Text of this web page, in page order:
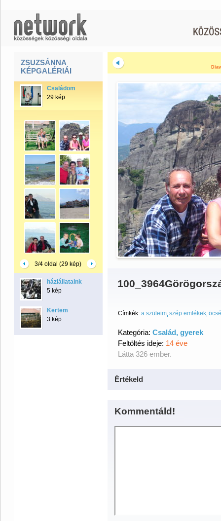
ZSUZSÁNNA
KÉPGALÉRIÁI
Családom
29 kép
3/4 oldal (29 kép)
háziállataink
5 kép
Kertem
3 kép
Címkék: a szüleim szép emlékek
Kategória: Család, gyerek
Feltöltés ideje: 14 éve
Látta 326 ember.
Értékeld
Kommentáld!